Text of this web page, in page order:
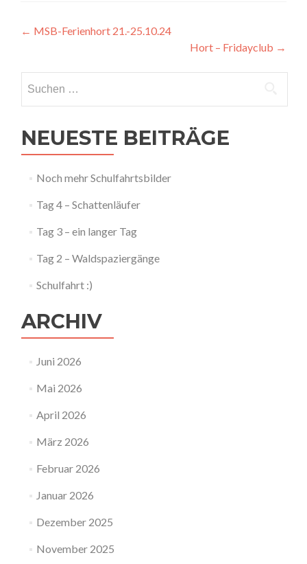
Artikel-
← MSB-Ferienhort 21.-25.10.24
Hort – Fridayclub →
nach:
NEUESTE BEITRÄGE
Noch mehr Schulfahrtsbilder
Tag 4 – Schattenläufer
Tag 3 – ein langer Tag
Tag 2 – Waldspaziergänge
Schulfahrt :)
ARCHIV
Juni 2026
Mai 2026
April 2026
März 2026
Februar 2026
Januar 2026
Dezember 2025
November 2025